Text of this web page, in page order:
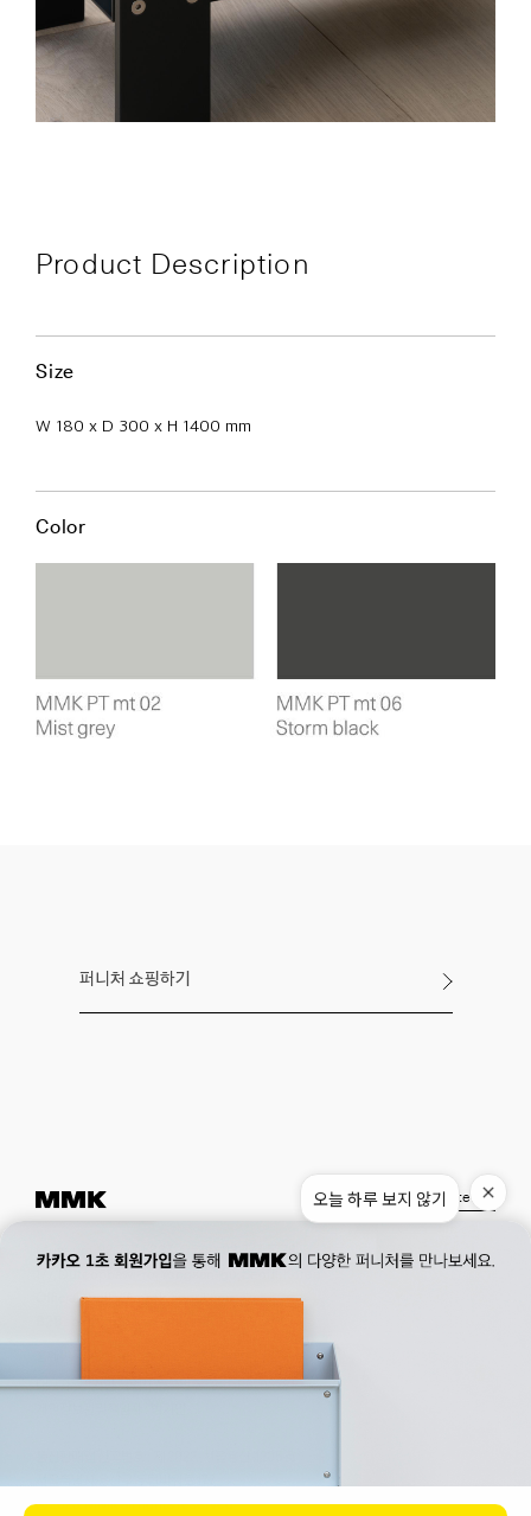
Product Description
Size
W 180 x D 300 x H 1400 mm
Color
퍼니처 쇼핑하기
대표자 : 박기민 사업자 등록번호 : 821-86-02281
ⓒ 2023. MMK all rights reserved
Museum. 02. 777. 5887 Office.02. 777. 5778
177, Duteopbawi-ro, Yongsan-gu, Seoul, Korea
Official : hello@mmk-seoul.com
Instagram Pinterest
오늘 하루 보지 않기